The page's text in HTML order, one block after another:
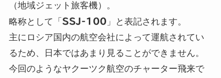
（地域ジェット旅客機）。
略称として「 SSJ-100 」と表記されます。
主にロシア国内の航空会社によって運航されてい
るため、日本ではあまり見ることができません。
今回のようなヤクーツク航空のチャーター飛来で